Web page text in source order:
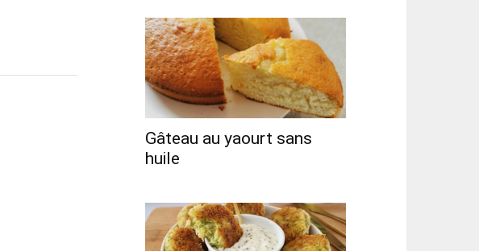
Gâteau au yaourt sans
huile